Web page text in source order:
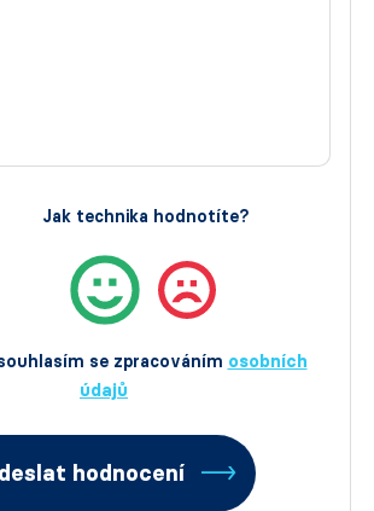
se zpracováním osobních
údajů
Jak technika hodnotíte?
hodnocení